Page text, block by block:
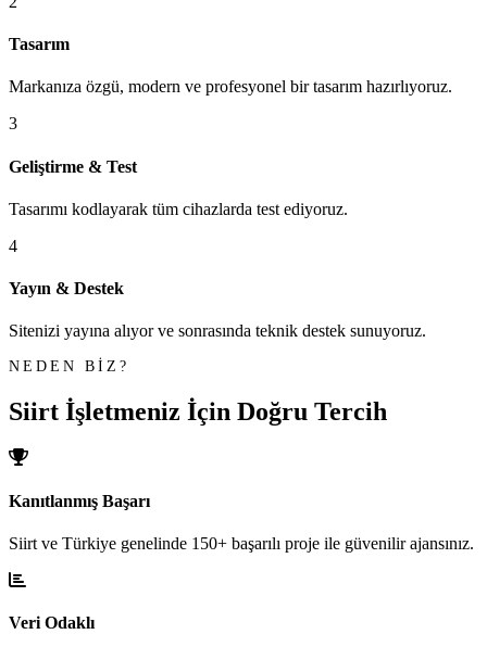
Tasarım
Markanıza özgü, modern ve profesyonel bir tasarım hazırlıyoruz.
3
Geliştirme & Test
Tasarımı kodlayarak tüm cihazlarda test ediyoruz.
4
Yayın & Destek
Sitenizi yayına alıyor ve sonrasında teknik destek sunuyoruz.
NEDEN BİZ?
Siirt İşletmeniz İçin Doğru Tercih
Kanıtlanmış Başarı
Siirt ve Türkiye genelinde 150+ başarılı proje ile güvenilir ajansınız.
Veri Odaklı